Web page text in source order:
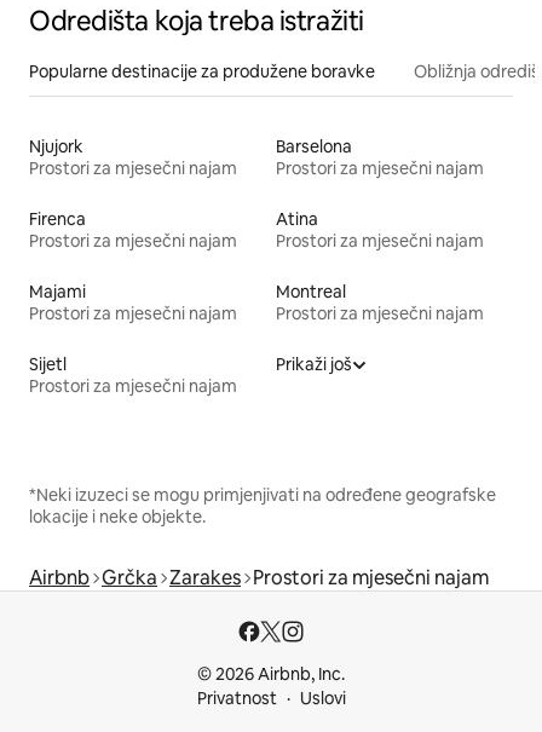
Odredišta koja treba istražiti
Popularne destinacije za produžene boravke Obližnja
Njujork
Prostori za mjesečni najam
Barselona
Prostori za mjesečni najam
Firenca
Prostori za mjesečni najam
Atina
Prostori za mjesečni najam
Majami
Prostori za mjesečni najam
Montreal
Prostori za mjesečni najam
Sijetl
Prostori za mjesečni najam
Prikaži još
*Neki izuzeci se mogu primjenjivati na određene geografske
lokacije i neke objekte.
Airbnb Grčka Zarakes Prostori za mjesečni najam
© 2026 Airbnb, Inc.
Privatnost
Uslovi